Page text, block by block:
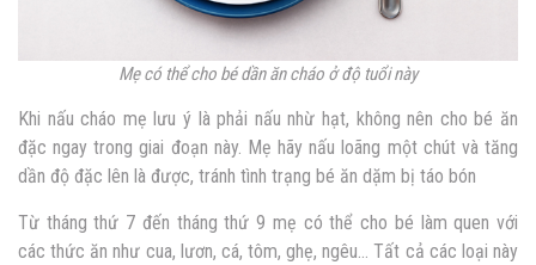
Mẹ có thể cho bé dần ăn cháo ở độ tuổi này
Khi nấu cháo mẹ lưu ý là phải nấu nhừ hạt, không nên cho bé ăn
đặc ngay trong giai đoạn này. Mẹ hãy nấu loãng một chút và tăng
dần độ đặc lên là được, tránh tình trạng bé ăn dặm bị táo bón
Từ tháng thứ 7 đến tháng thứ 9 mẹ có thể cho bé làm quen với
các thức ăn như cua, lươn, cá, tôm, ghẹ, ngêu… Tất cả các loại này